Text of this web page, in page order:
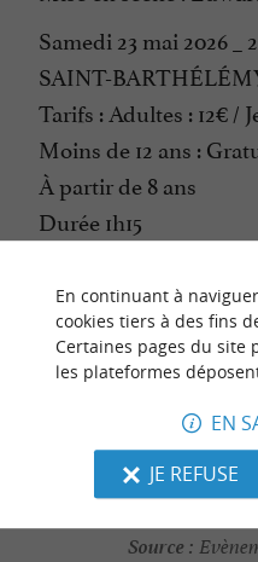
Samedi 23 mai 2026 _
SAINT-
Tarifs : Adultes : 12€ /
Moins de 12 ans :
À partir de 8 ans
Durée 1h15
SITE
dernière
Source :
En continuant à
cookies tiers à des fins
Certaines pages du site
les plateformes
EN
JE REFUSE